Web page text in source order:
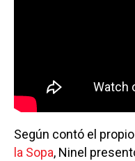
Según contó el
la Sopa, Ninel